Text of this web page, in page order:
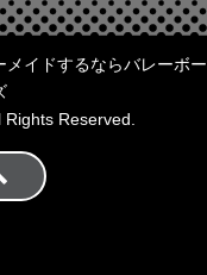
イドするならバレーボー
Reserved.